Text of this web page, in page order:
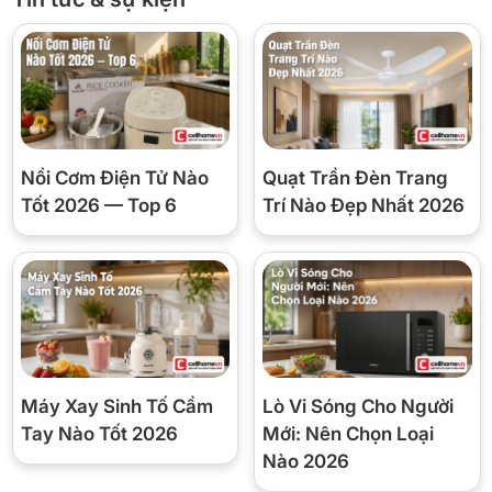
*Hình ảnh chỉ mang tính chất minh họa
Hệ thống Surrounding Cooling lan tỏa hơi lạnh đồng đều đến mọi
ngóc ngách, giữ nhiệt độ ổn định và giảm hiện tượng lạnh không
đều.
*Hình ảnh chỉ mang tính chất minh họa
Các khay kệ linh hoạt có thể tháo rời hoặc điều chỉnh độ cao, cho
phép tối ưu không gian bảo quản theo nhu cầu.
Nồi Cơm Điện Tử Nào
Tốt 2026 — Top 6
Quạt Trần Đèn Trang
Trí Nào Đẹp Nhất 2026
Máy Xay Sinh Tố Cầm
Tay Nào Tốt 2026
Lò Vi Sóng Cho Người
Mới: Nên Chọn Loại
Nào 2026